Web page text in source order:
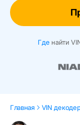
Где найти
Главная VIN